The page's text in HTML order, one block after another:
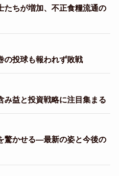
たちが増加、不正食糧流通の
の投球も報われず敗戦
み益と投資戦略に注目集まる
驚かせる—最新の姿と今後の